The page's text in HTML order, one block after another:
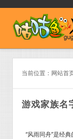
当前位置： 网站首
游戏家族名
“风雨同舟”是经